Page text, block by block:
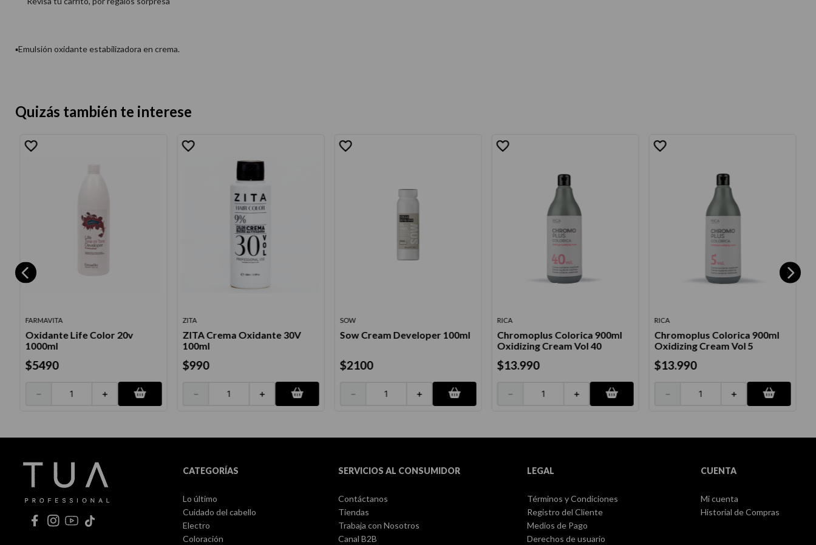
▪Emulsión oxidante estabilizadora en crema.
Quizás también te interese
FARMAVITA
Oxidante Life Color 20v
1000ml
$5490
＋
－
ZITA
ZITA Crema Oxidante 30V
100ml
$990
＋
－
SOW
Sow Cream Developer 100ml
$2100
＋
－
RICA
Chromoplus Colorica 900ml
Oxidizing Cream Vol 40
$13.990
＋
－
RICA
Chromoplus Colorica 900ml
Oxidizing Cream Vol 5
$13.990
＋
－
CATEGORÍAS
Lo último
Cuidado del cabello
Electro
Coloración
SERVICIOS AL CONSUMIDOR
Contáctanos
Tiendas
Trabaja con Nosotros
Canal B2B
LEGAL
Términos y Condiciones
Registro del Cliente
Medios de Pago
Derechos de usuario
CUENTA
Mi cuenta
Historial de Compras